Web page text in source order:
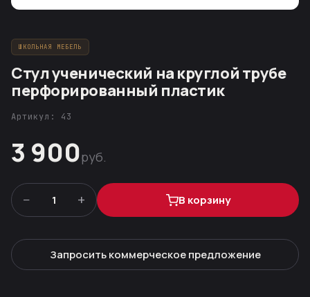
ШКОЛЬНАЯ МЕБЕЛЬ
Стул ученический на круглой трубе
перфорированный пластик
Артикул: 43
3 900руб.
− 1 + В корзину
Запросить коммерческое предложение